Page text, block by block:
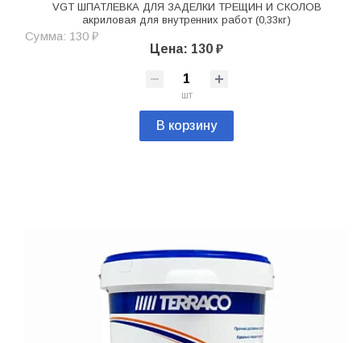
VGT ШПАТЛЕВКА ДЛЯ ЗАДЕЛКИ ТРЕЩИН И СКОЛОВ
акриловая для внутренних работ (0,33кг)
Сумма: 130 ₽
Цена: 130 ₽
шт
В корзину